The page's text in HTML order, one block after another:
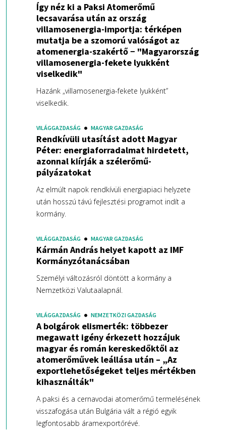
Így néz ki a Paksi Atomerőmű
lecsavarása után az ország
villamosenergia-importja: térképen
mutatja be a szomorú valóságot az
atomenergia-szakértő − "Magyarország
villamosenergia-fekete lyukként
viselkedik"
Hazánk „villamosenergia-fekete lyukként”
viselkedik.
VILÁGGAZDASÁG MAGYAR GAZDASÁG
Rendkívüli utasítást adott Magyar
Péter: energiaforradalmat hirdetett,
azonnal kiírják a szélerőmű-
pályázatokat
Az elmúlt napok rendkívüli energiapiaci helyzete
után hosszú távú fejlesztési programot indít a
kormány.
VILÁGGAZDASÁG MAGYAR GAZDASÁG
Kármán András helyet kapott az IMF
Kormányzótanácsában
Személyi változásról döntött a kormány a
Nemzetközi Valutaalapnál.
VILÁGGAZDASÁG NEMZETKÖZI GAZDASÁG
A bolgárok elismerték: többezer
megawatt igény érkezett hozzájuk
magyar és román kereskedőktől az
atomerőművek leállása után – „Az
exportlehetőségeket teljes mértékben
kihasználták"
A paksi és a cernavodai atomerőmű termelésének
visszafogása után Bulgária vált a régió egyik
legfontosabb áramexportőrévé.